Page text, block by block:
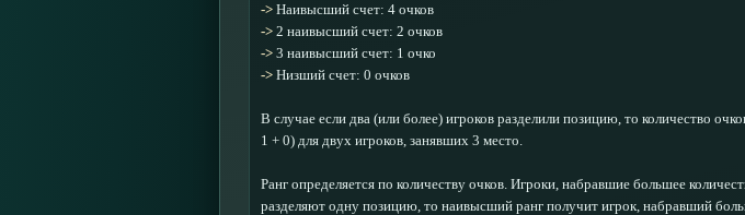
-> Наивысший счет: 4 очков
-> 2 наивысший счет: 2 очков
-> 3 наивысший счет: 1 очко
-> Низший счет: 0 очков
В случае если два (или более) игроков разделили позицию, то количество
1 + 0) для двух игроков, занявших 3 место.
Ранг определяется по количеству очков. Игроки, набравшие большее
разделяют одну позицию, то наивысший ранг получит игрок, набравший